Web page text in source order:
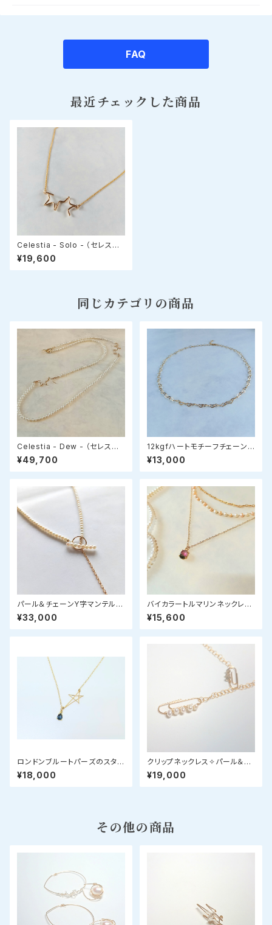
FAQ
最近チェックした商品
Celestia - Solo - （セレステ
ィア・ソロ）星モチーフ✧スライド
アジャスターネックレス
¥19,600
同じカテゴリの商品
Celestia - Dew - （セレスティ
ア・デュー）星モチーフ✧ロング
パールネックレス
¥49,700
12kgfハートモチーフチェーン
ネックレス 選べる長さ40-45
cm
¥13,000
パール＆チェーンY字マンテルネ
ックレス
¥33,000
バイカラートルマリンネックレス
(フリーフォーム）
¥15,600
ロンドンブルートパーズのスター
ネックレス
¥18,000
クリップネックレス✧パール＆ラ
ブラドライト✧star bright jew
elry
¥19,000
その他の商品